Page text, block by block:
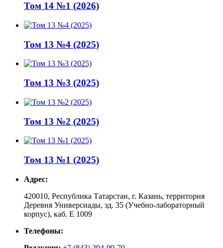
Том 14 №1 (2026)
Том 13 №4 (2025)
Том 13 №3 (2025)
Том 13 №2 (2025)
Том 13 №1 (2025)
Адрес:
420010, Республика Татарстан, г. Казань, территория
Деревня Универсиады, зд. 35 (Учебно-лабораторный
корпус), каб. Е 1009
Телефоны: